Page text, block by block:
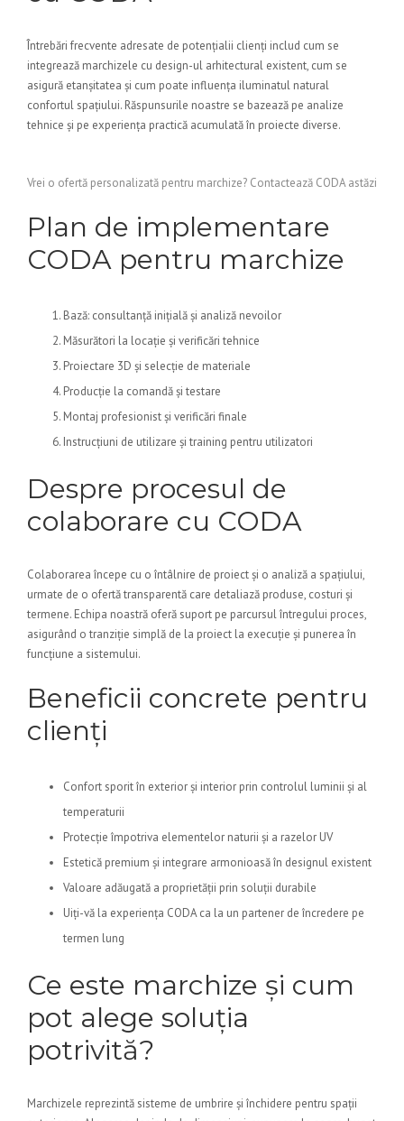
Întrebări frecvente adresate de potențialii clienți includ cum se
integrează marchizele cu design-ul arhitectural existent, cum se
asigură etanșitatea și cum poate influența iluminatul natural
confortul spațiului. Răspunsurile noastre se bazează pe analize
tehnice și pe experiența practică acumulată în proiecte diverse.
Vrei o ofertă personalizată pentru marchize? Contactează CODA astăzi
Plan de implementare
CODA pentru marchize
Bază: consultanță inițială și analiză nevoilor
Măsurători la locație și verificări tehnice
Proiectare 3D și selecție de materiale
Producție la comandă și testare
Montaj profesionist și verificări finale
Instrucțiuni de utilizare și training pentru utilizatori
Despre procesul de
colaborare cu CODA
Colaborarea începe cu o întâlnire de proiect și o analiză a spațiului,
urmate de o ofertă transparentă care detaliază produse, costuri și
termene. Echipa noastră oferă suport pe parcursul întregului proces,
asigurând o tranziție simplă de la proiect la execuție și punerea în
funcțiune a sistemului.
Beneficii concrete pentru
clienți
Confort sporit în exterior și interior prin controlul luminii și al
temperaturii
Protecție împotriva elementelor naturii și a razelor UV
Estetică premium și integrare armonioasă în designul existent
Valoare adăugată a proprietății prin soluții durabile
Uiți-vă la experiența CODA ca la un partener de încredere pe
termen lung
Ce este marchize și cum
pot alege soluția
potrivită?
Marchizele reprezintă sisteme de umbrire și închidere pentru spații